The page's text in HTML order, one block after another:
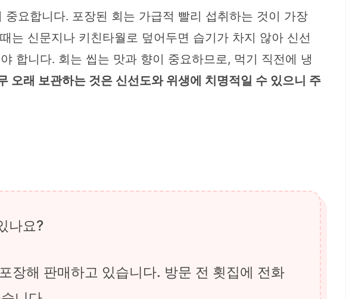
요합니다. 포장된 회는 가급적 빨리 섭취하는 것이 가장
는 신문지나 키친타월로 덮어두면 습기가 차지 않아 신선
합니다. 회는 씹는 맛과 향이 중요하므로, 먹기 직전에 냉
오래 보관하는 것은 신선도와 위생에 치명적일 수 있으니 주
나요?
장해 판매하고 있습니다. 방문 전 횟집에 전화